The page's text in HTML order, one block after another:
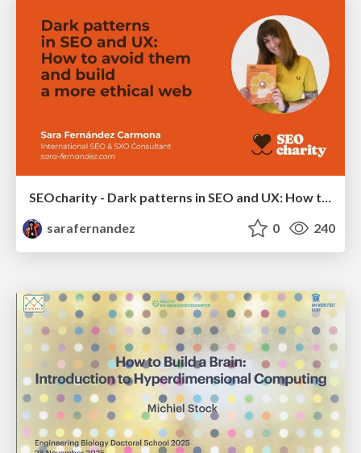
sarafernandez
0 240